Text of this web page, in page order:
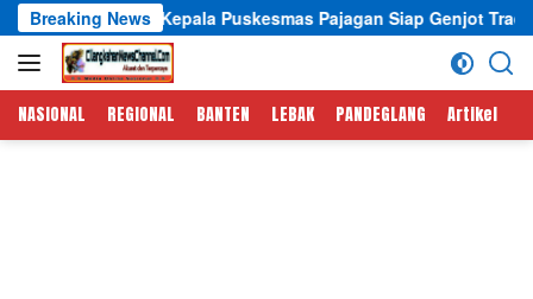
Langsung
ke
konten
Breaking News
Kepala Puskesmas Pajagan Siap Genjot Tracking TBC dan
NASIONAL REGIONAL BANTEN LEBAK PANDEGLANG Artikel